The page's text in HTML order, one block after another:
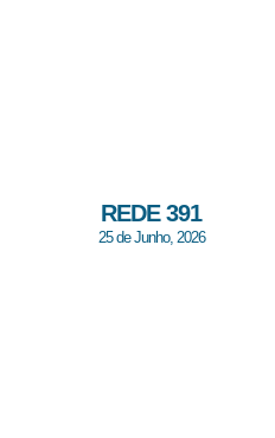
REDE 391
25 de Junho, 2026